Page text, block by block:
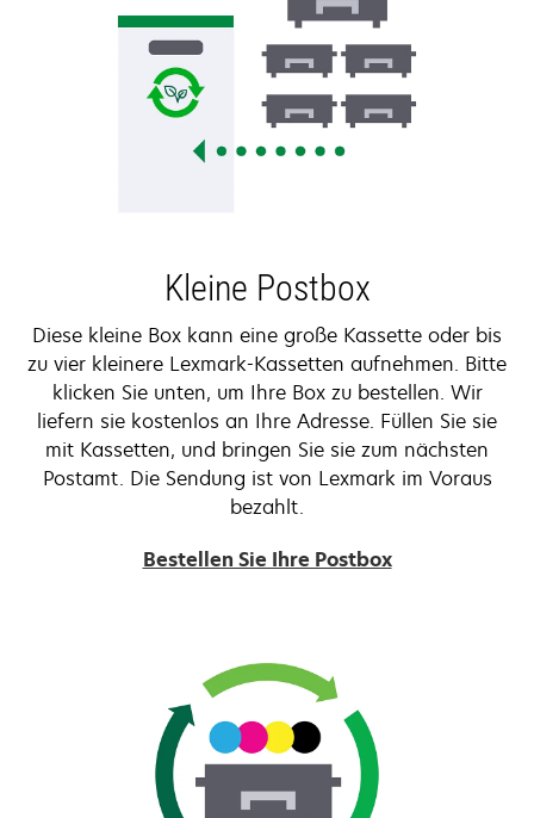
Kleine Postbox
Diese kleine Box kann eine große Kassette oder bis
zu vier kleinere Lexmark-Kassetten aufnehmen. Bitte
klicken Sie unten, um Ihre Box zu bestellen. Wir
liefern sie kostenlos an Ihre Adresse. Füllen Sie sie
mit Kassetten, und bringen Sie sie zum nächsten
Postamt. Die Sendung ist von Lexmark im Voraus
bezahlt.
Bestellen Sie Ihre Postbox